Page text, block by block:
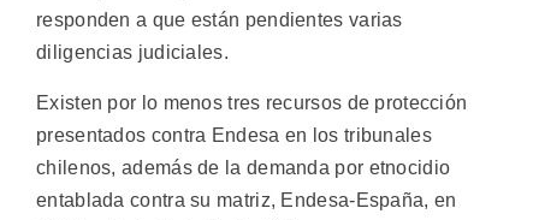
responden a que están pendientes varias
diligencias judiciales.
Existen por lo menos tres recursos de protección
presentados contra Endesa en los tribunales
chilenos, además de la demanda por etnocidio
entablada contra su matriz, Endesa-España, en